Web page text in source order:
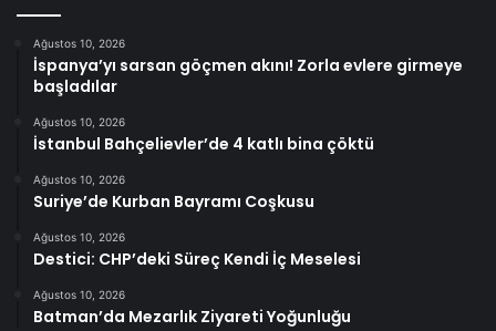
Ağustos 10, 2026
İspanya’yı sarsan göçmen akını! Zorla evlere girmeye
başladılar
Ağustos 10, 2026
İstanbul Bahçelievler’de 4 katlı bina çöktü
Ağustos 10, 2026
Suriye’de Kurban Bayramı Coşkusu
Ağustos 10, 2026
Destici: CHP’deki Süreç Kendi İç Meselesi
Ağustos 10, 2026
Batman’da Mezarlık Ziyareti Yoğunluğu